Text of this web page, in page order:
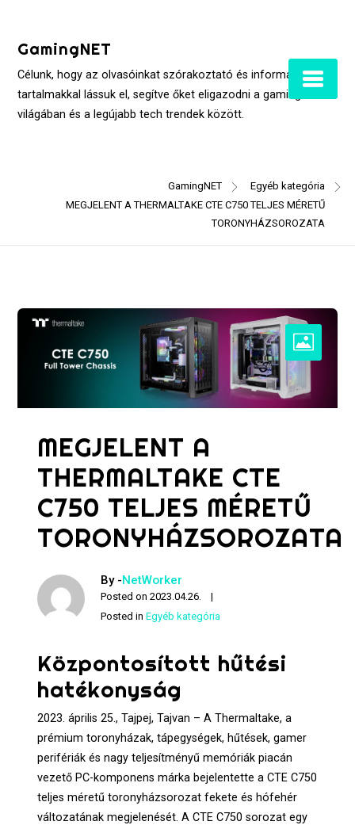
contentGamingNET
Célunk, hogy az olvasóinkat szórakoztató és informatív
tartalmakkal lássuk el, segítve őket eligazodni a gaming
világában és a legújabb tech trendek között.
GamingNET
Egyéb kategória
MEGJELENT A THERMALTAKE CTE C750 TELJES MÉRETŰ
TORONYHÁZSOROZATA
MEGJELENT A
THERMALTAKE CTE
C750 TELJES MÉRETŰ
TORONYHÁZSOROZATA
By -NetWorker
Posted on2023.04.26.
Posted inEgyéb kategória
Központosított hűtési
hatékonyság
2023. április 25., Tajpej, Tajvan – A Thermaltake, a
prémium toronyházak, tápegységek, hűtések, gamer
perifériák és nagy teljesítményű memóriák piacán
vezető PC-komponens márka bejelentette a CTE C750
teljes méretű toronyházsorozat fekete és hófehér
változatának megjelenését. A CTE C750 sorozat egy